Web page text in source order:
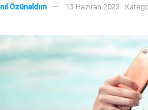
Özünaldım 13 Haziran 2023